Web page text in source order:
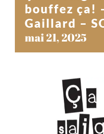
bouffez ça!
Gaillard –
mai 21, 2025